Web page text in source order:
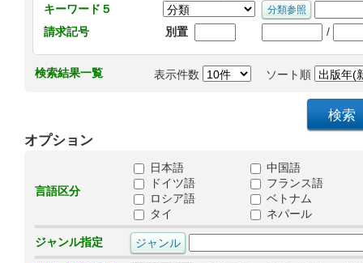
キーワード５
請求記号
別置 /
検索結果一覧 表示件数 ソート順
オプション
言語区分
日本語
中国語
ドイツ語
フランス語
ロシア語
ベトナム
タイ
ネパール
ジャンル指定